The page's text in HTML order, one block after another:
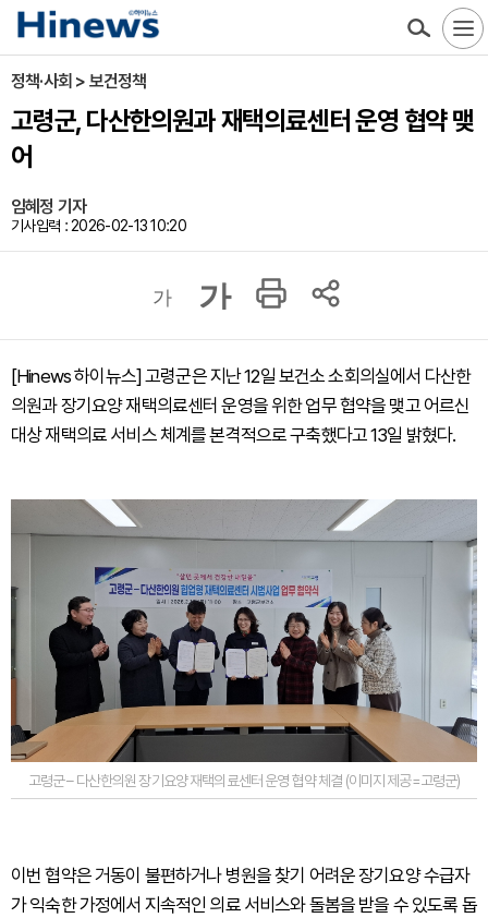
정책·사회 > 보건정책
고령군, 다산한의원과 재택의료센터 운영 협약 맺
어
임혜정 기자
기사입력 : 2026-02-13 10:20
가 가
[Hinews 하이뉴스] 고령군은 지난 12일 보건소 소회의실에서 다산한
의원과 장기요양 재택의료센터 운영을 위한 업무 협약을 맺고 어르신
대상 재택의료 서비스 체계를 본격적으로 구축했다고 13일 밝혔다.
고령군 – 다산한의원 장기요양 재택의료센터 운영 협약 체결 (이미지 제공=고령군)
이번 협약은 거동이 불편하거나 병원을 찾기 어려운 장기요양 수급자
가 익숙한 가정에서 지속적인 의료 서비스와 돌봄을 받을 수 있도록 돕